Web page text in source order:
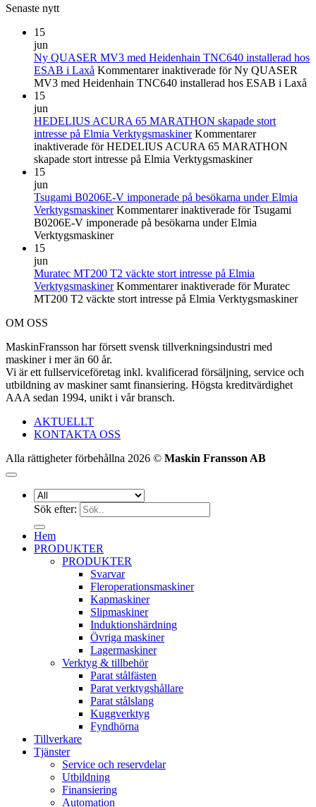
Senaste nytt
15
jun
Ny QUASER MV3 med Heidenhain TNC640 installerad hos
ESAB i Laxå Kommentarer inaktiverade för Ny QUASER
MV3 med Heidenhain TNC640 installerad hos ESAB i Laxå
15
jun
HEDELIUS ACURA 65 MARATHON skapade stort
intresse på Elmia Verktygsmaskiner Kommentarer
inaktiverade för HEDELIUS ACURA 65 MARATHON
skapade stort intresse på Elmia Verktygsmaskiner
15
jun
Tsugami B0206E-V imponerade på besökarna under Elmia
Verktygsmaskiner Kommentarer inaktiverade för Tsugami
B0206E-V imponerade på besökarna under Elmia
Verktygsmaskiner
15
jun
Muratec MT200 T2 väckte stort intresse på Elmia
Verktygsmaskiner Kommentarer inaktiverade för Muratec
MT200 T2 väckte stort intresse på Elmia Verktygsmaskiner
OM OSS
MaskinFransson har försett svensk tillverkningsindustri med
maskiner i mer än 60 år.
Vi är ett fullserviceföretag inkl. kvalificerad försäljning, service och
utbildning av maskiner samt finansiering. Högsta kreditvärdighet
AAA sedan 1994, unikt i vår bransch.
AKTUELLT
KONTAKTA OSS
Alla rättigheter förbehållna 2026 © Maskin Fransson AB
Sök efter:
Hem
PRODUKTER
PRODUKTER
Svarvar
Fleroperationsmaskiner
Kapmaskiner
Slipmaskiner
Induktionshärdning
Övriga maskiner
Lagermaskiner
Verktyg & tillbehör
Parat stålfästen
Parat verktygshållare
Parat stålslang
Kuggverktyg
Fyndhörna
Tillverkare
Tjänster
Service och reservdelar
Utbildning
Finansiering
Automation